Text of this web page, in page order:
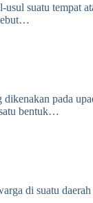
usul suatu tempat
dikenakan pada
bentuk…
di suatu